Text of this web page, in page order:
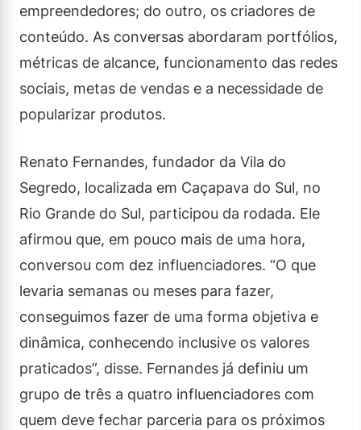
empreendedores; do outro, os criadores de
conteúdo. As conversas abordaram portfólios,
métricas de alcance, funcionamento das redes
sociais, metas de vendas e a necessidade de
popularizar produtos.
Renato Fernandes, fundador da Vila do
Segredo, localizada em Caçapava do Sul, no
Rio Grande do Sul, participou da rodada. Ele
afirmou que, em pouco mais de uma hora,
conversou com dez influenciadores. “O que
levaria semanas ou meses para fazer,
conseguimos fazer de uma forma objetiva e
dinâmica, conhecendo inclusive os valores
praticados”, disse. Fernandes já definiu um
grupo de três a quatro influenciadores com
quem deve fechar parceria para os próximos